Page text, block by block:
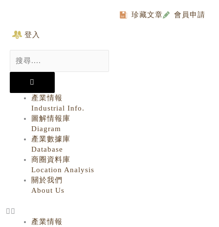
珍藏文章 會員申請
登入
...
產業情報
Industrial Info.
圖解情報庫
Diagram
產業數據庫
Database
商圈資料庫
Location Analysis
關於我們
About Us
產業情報